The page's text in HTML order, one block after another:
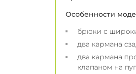
Особенности
брюки с
два кармана
два кармана
клапаном на